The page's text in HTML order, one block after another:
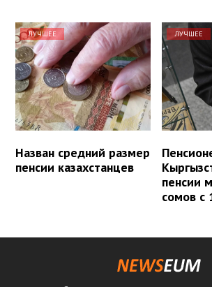
ЛУЧШЕЕ
Назван средний размер
пенсии казахстанцев
ЛУЧШЕЕ
пенсии
сомов с